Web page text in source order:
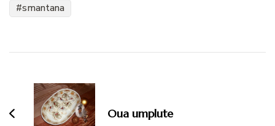
smantana
articole
Oua umplute